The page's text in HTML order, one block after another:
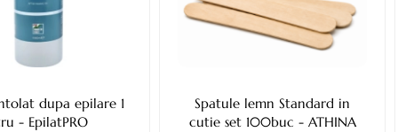
dupa epilare 1
- EpilatPRO
Spatule lemn Standard in
cutie set 100buc - ATHINA